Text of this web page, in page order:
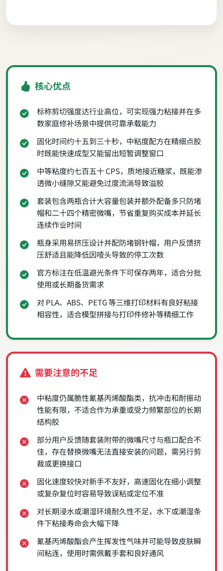
核心优点
标称剪切强度达行业高位，可实现强力粘接并在多
数家庭修补场景中提供可靠承载能力
固化时间约十五到三十秒，中粘度配方在精细点胶
时既能快速成型又能留出短暂调整窗口
中等粘度约七百五十 CPS，质地接近糖浆，既能渗
透微小缝隙又能避免过度流淌导致溢胶
套装包含两瓶合计大容量包装并额外配备多只防堵
帽和二十四个精密微嘴，节省重复购买成本并延长
连续作业时间
瓶身采用易挤压设计并配防堵钢针帽，用户反馈挤
压舒适且能降低因噎头导致的停工次数
官方标注在低温避光条件下可保存两年，适合分批
使用或长期备货需求
对 PLA、ABS、PETG 等三维打印材料有良好粘接
相容性，适合模型拼接与打印件修补等精细工作
需要注意的不足
中粘度仍属脆性氰基丙烯酸酯类，抗冲击和耐振动
性能有限，不适合作为承重或受力频繁部位的长期
结构胶
部分用户反馈随套装附带的微嘴尺寸与瓶口配合不
佳，存在替换微嘴无法直接安装的问题，需另行剪
裁或更换接口
固化速度较快对新手不友好，高速固化在细小调整
或复杂复位时容易导致误粘或定位不准
对长期浸水或潮湿环境耐久性不足，水下或潮湿条
件下粘接寿命会大幅下降
氰基丙烯酸酯会产生挥发性气味并可能导致皮肤瞬
间粘连，使用时需佩戴手套和良好通风